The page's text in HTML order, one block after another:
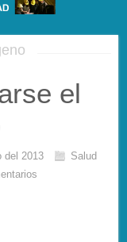
el
del 2013
Salud